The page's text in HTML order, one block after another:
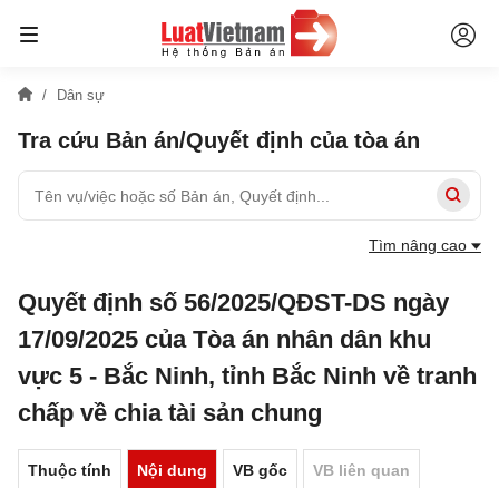
Dân sự
Tra cứu Bản án/Quyết định của tòa án
Tìm nâng cao
Quyết định số 56/2025/QĐST-DS ngày
17/09/2025 của Tòa án nhân dân khu
vực 5 - Bắc Ninh, tỉnh Bắc Ninh về tranh
chấp về chia tài sản chung
Thuộc tính Nội dung VB gốc VB liên quan